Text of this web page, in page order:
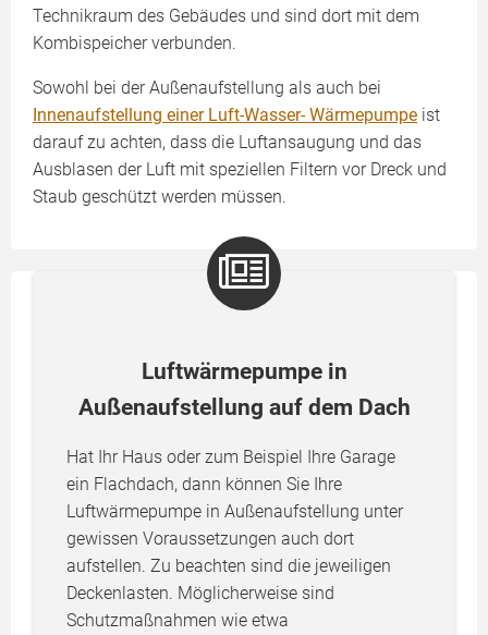
Technikraum des Gebäudes und sind dort mit dem
Kombispeicher verbunden.
Sowohl bei der Außenaufstellung als auch bei
Innenaufstellung einer Luft-Wasser- Wärmepumpe ist
darauf zu achten, dass die Luftansaugung und das
Ausblasen der Luft mit speziellen Filtern vor Dreck und
Staub geschützt werden müssen.
Luftwärmepumpe in
Außenaufstellung auf dem Dach
Hat Ihr Haus oder zum Beispiel Ihre Garage
ein Flachdach, dann können Sie Ihre
Luftwärmepumpe in Außenaufstellung unter
gewissen Voraussetzungen auch dort
aufstellen. Zu beachten sind die jeweiligen
Deckenlasten. Möglicherweise sind
Schutzmaßnahmen wie etwa